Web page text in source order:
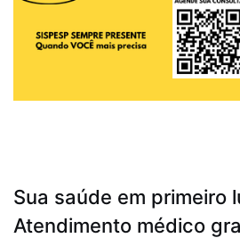
Sua saúde em primeiro
Atendimento médico